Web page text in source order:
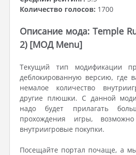
Количество голосов: 1700
Описание мода: Temple
2) [МОД Menu]
Текущий тип модификации
деблокированную версию, где
немалое количество
другие плюшки. С данной
надо будет прилагать
прохождения игры,
внутриигровые покупки.
Посещайте портал почаще, а